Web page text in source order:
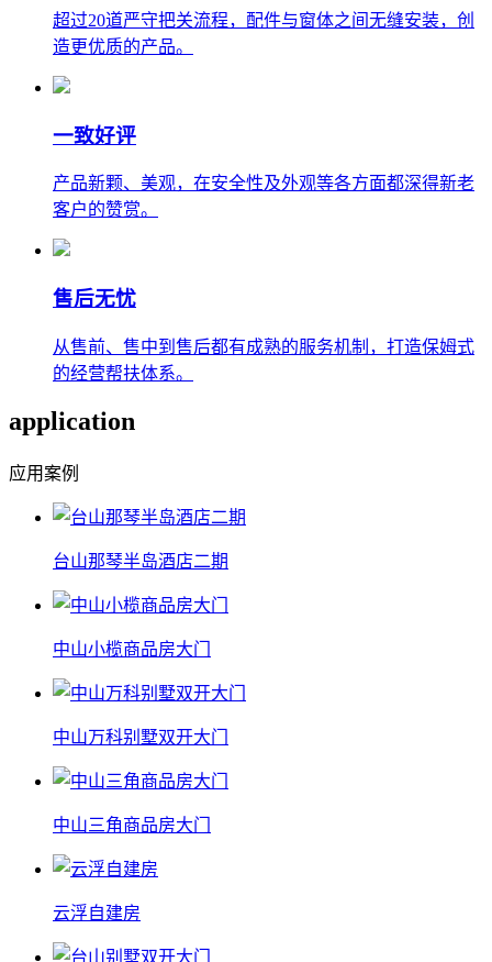
超过20道严守把关流程，配件与窗体之间无缝安装，创
造更优质的产品。
一致好评
产品新颗、美观，在安全性及外观等各方面都深得新老
客户的赞赏。
售后无忧
从售前、售中到售后都有成熟的服务机制，打造保姆式
的经营帮扶体系。
application
应用案例
台山那琴半岛酒店二期
中山小榄商品房大门
中山万科别墅双开大门
中山三角商品房大门
云浮自建房